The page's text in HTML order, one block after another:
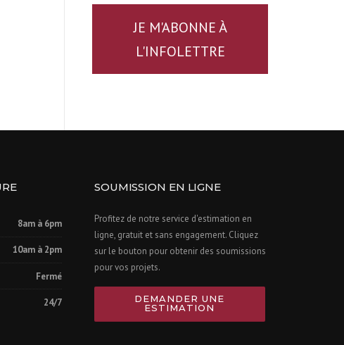
JE M'ABONNE À
L'INFOLETTRE
8am à 6pm
10am à 2pm
Fermé
24/7
SOUMISSION EN LIGNE
Profitez de notre service d'estimation en
ligne, gratuit et sans engagement. Cliquez
sur le bouton pour obtenir des soumissions
pour vos projets.
DEMANDER UNE
ESTIMATION